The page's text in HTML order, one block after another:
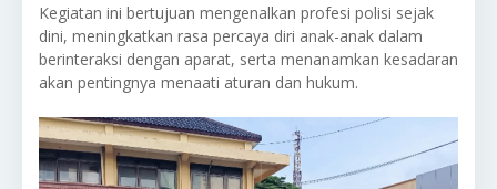
Kegiatan ini bertujuan mengenalkan profesi polisi sejak
dini, meningkatkan rasa percaya diri anak-anak dalam
berinteraksi dengan aparat, serta menanamkan kesadaran
akan pentingnya menaati aturan dan hukum.